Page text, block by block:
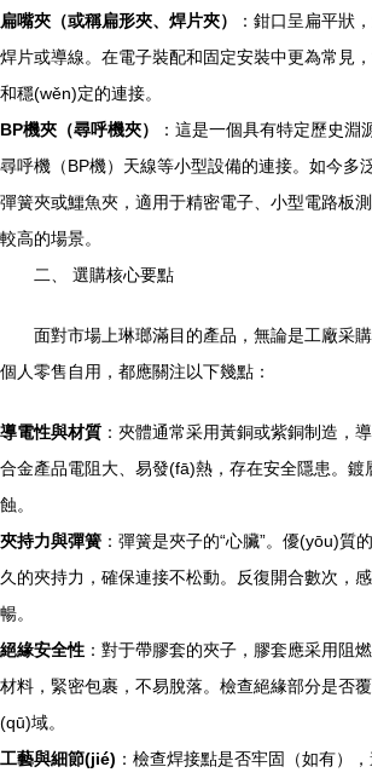
扁嘴夾（或稱扁形夾、焊片夾）
：鉗口呈扁平狀
焊片或導線。在電子裝配和固定安裝中更為常見
和穩(wěn)定的連接。
BP機夾（尋呼機夾）
：這是一個具有特定歷史淵
尋呼機（BP機）天線等小型設備的連接。如今多
彈簧夾或鱷魚夾，適用于精密電子、小型電路板
較高的場景。
二、 選購核心要點
面對市場上琳瑯滿目的產品，無論是工廠采
個人零售自用，都應關注以下幾點：
導電性與材質 ：夾體通常采用黃銅或紫銅制造，
合金產品電阻大、易發(fā)熱，存在安全隱患。鍍
蝕。
夾持力與彈簧 ：彈簧是夾子的“心臟”。優(yōu)質
久的夾持力，確保連接不松動。反復開合數次，
暢。
絕緣安全性 ：對于帶膠套的夾子，膠套應采用阻
材料，緊密包裹，不易脫落。檢查絕緣部分是否
(qū)域。
工藝與細節(jié) ：檢查焊接點是否牢固（如有）